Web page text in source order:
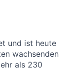
und ist heute
wachsenden
als 230